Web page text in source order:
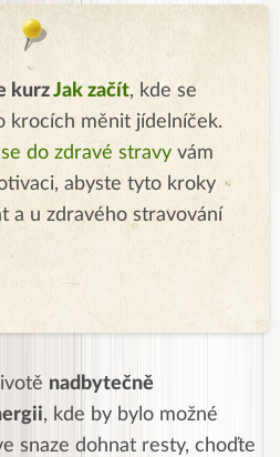
kurzJak začít, kde se
krocích měnit jídelníček.
do zdravé stravy vám
abyste tyto kroky
a u zdravého stravování
nadbytečně
, kde by bylo možné
snaze dohnat resty, choďte